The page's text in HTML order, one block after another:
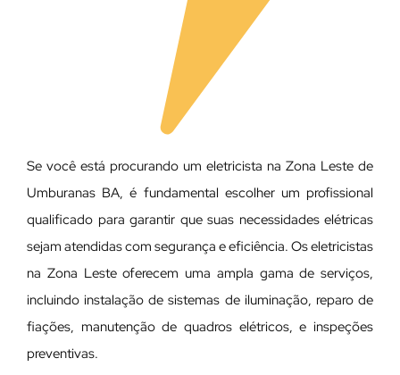
Se você está procurando um eletricista na Zona Leste de
Umburanas BA, é fundamental escolher um profissional
qualificado para garantir que suas necessidades elétricas
sejam atendidas com segurança e eficiência. Os eletricistas
na Zona Leste oferecem uma ampla gama de serviços,
incluindo instalação de sistemas de iluminação, reparo de
fiações, manutenção de quadros elétricos, e inspeções
preventivas.